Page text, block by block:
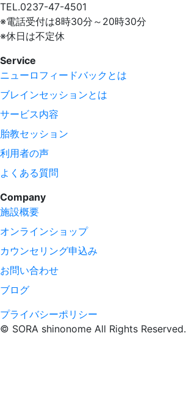
TEL.0237-47-4501
※電話受付は8時30分～20時30分
※休日は不定休
Service
ニューロフィードバックとは
ブレインセッションとは
サービス内容
胎教セッション
利用者の声
よくある質問
Company
施設概要
オンラインショップ
カウンセリング申込み
お問い合わせ
ブログ
プライバシーポリシー
© SORA shinonome All Rights Reserved.